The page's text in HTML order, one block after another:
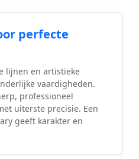
perfecte
lijnen en artistieke
vaardigheden.
professioneel
uiterste precisie. Een
geeft karakter en